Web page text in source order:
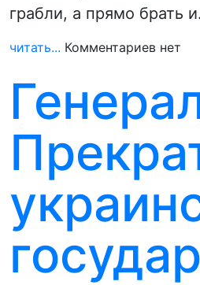
грабли, а прямо брать
читать... Комментариев нет